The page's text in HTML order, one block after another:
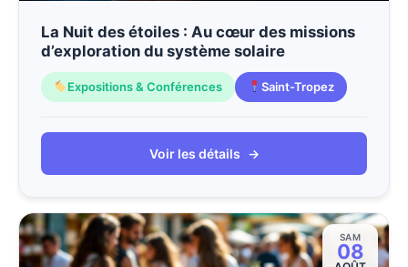
La Nuit des étoiles : Au cœur des missions
d’exploration du système solaire
Expositions & Conférences Saint-Tropez
Voir les détails →
SAM
08